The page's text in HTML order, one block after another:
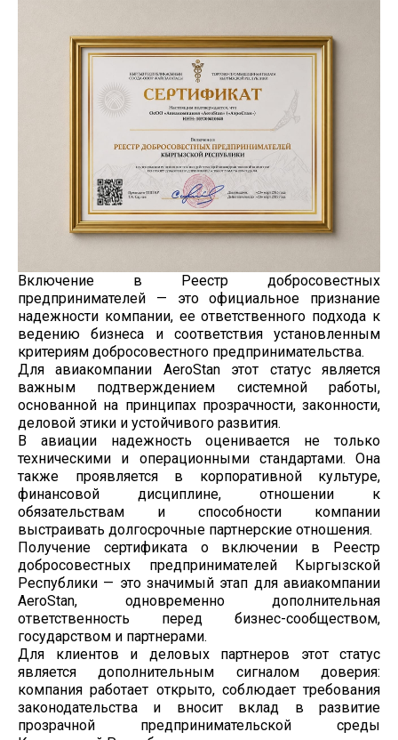
Включение в Реестр добросовестных
предпринимателей — это официальное признание
надежности компании, ее ответственного подхода к
ведению бизнеса и соответствия установленным
критериям добросовестного предпринимательства.
Для авиакомпании AeroStan этот статус является
важным подтверждением системной работы,
основанной на принципах прозрачности, законности,
деловой этики и устойчивого развития.
В авиации надежность оценивается не только
техническими и операционными стандартами. Она
также проявляется в корпоративной культуре,
финансовой дисциплине, отношении к
обязательствам и способности компании
выстраивать долгосрочные партнерские отношения.
Получение сертификата о включении в Реестр
добросовестных предпринимателей Кыргызской
Республики — это значимый этап для авиакомпании
AeroStan, одновременно дополнительная
ответственность перед бизнес-сообществом,
государством и партнерами.
Для клиентов и деловых партнеров этот статус
является дополнительным сигналом доверия:
компания работает открыто, соблюдает требования
законодательства и вносит вклад в развитие
прозрачной предпринимательской среды